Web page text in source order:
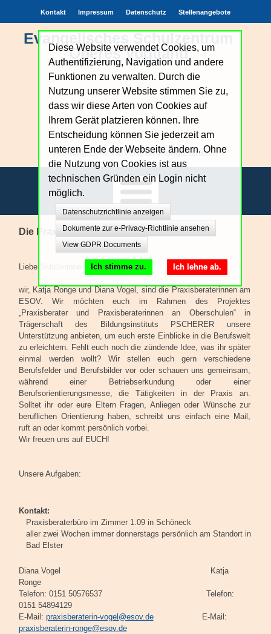
Evangelisches Schulzentrum
Oberes Vogtland
Achtung.Echtheit.Verantwortung.Zutrauen
Kontakt Impressum Datenschutz Stellenangebote
Unsere Schule
Bildungsangebote
Schulgemeinschaft
Schulorganisation
Die Praxisberatung stellt sich vor:
Liebe Schülerinnen und Schüler,
wir, Katja Ronge und Diana Vogel, sind die Praxisberaterinnen am
ESOV. Wir möchten euch im Rahmen des Projektes
„Praxisberater und Praxisberaterinnen an Oberschulen“ in
Trägerschaft des Bildungsinstituts PSCHERER unsere
Unterstützung anbieten, um euch erste Einblicke in die Berufswelt
zu erleichtern. Fehlt euch noch die zündende Idee, was ihr später
einmal werden wollt? Wir stellen euch gern verschiedene
Berufsfelder und Berufsbilder vor oder schauen uns gemeinsam,
während einer Betriebserkundung oder einer
Berufsorientierungsmesse, die Tätigkeiten in der Praxis an.
Solltet ihr oder eure Eltern Fragen, Anliegen oder Wünsche zur
beruflichen Orientierung haben, schreibt uns einfach eine Mail,
ruft an oder kommt persönlich vorbei.
Wir freuen uns auf EUCH!
Unsere Aufgaben:
Kontakt:
Praxisberaterbüro im Zimmer 1.09 in Schöneck
aller zwei Wochen immer donnerstags persönlich am Standort in
Bad Elster
Diana Vogel Katja
Ronge
Telefon: 0151 50576537 Telefon:
0151 54894129
E-Mail: praxisberaterin-vogel@esov.deE-Mail:
praxisberaterin-ronge@esov.de
Diese Website verwendet Cookies, um
Authentifizierung, Navigation und andere
Funktionen zu verwalten. Durch die
Nutzung unserer Website stimmen Sie zu,
dass wir diese Arten von Cookies auf
Ihrem Gerät platzieren können. Ihre
Entscheidung können Sie jederzeit am
unteren Ende der Webseite ändern. Ohne
die Nutzung von Cookies ist aus
technischen Gründen ein Login nicht
möglich.
Datenschutzrichtlinie anzeigen
Dokumente zur e-Privacy-Richtlinie ansehen
View GDPR Documents
Ich lehne ab.
Ich stimme zu.